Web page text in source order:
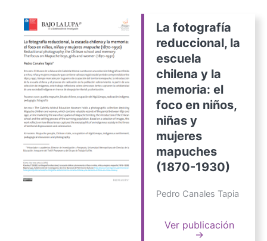
La fotografía
reduccional, la
escuela
chilena y la
memoria: el
foco en niños,
niñas y
mujeres
mapuches
(1870-1930)
Pedro Canales Tapia
Ver publicación
→